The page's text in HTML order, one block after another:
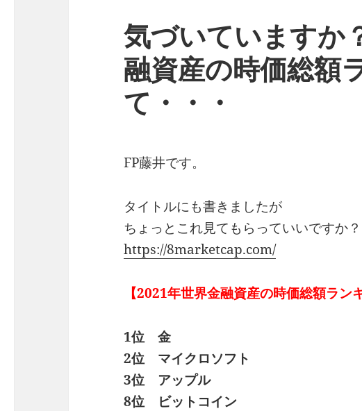
気づいていますか
融資産の時価総額
て・・・
FP藤井です。
タイトルにも書きましたが
ちょっとこれ見てもらっていいですか？
https://8marketcap.com/
【2021年世界金融資産の時価総額ラン
1位 金
2位 マイクロソフト
3位 アップル
8位 ビットコイン